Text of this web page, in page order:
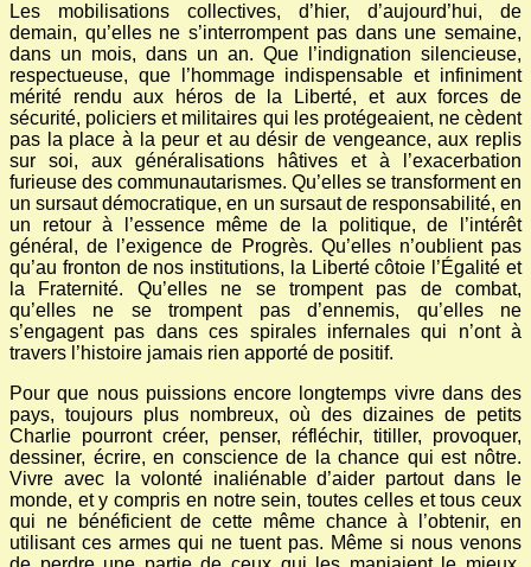
Les mobilisations collectives, d’hier, d’aujourd’hui, de
demain, qu’elles ne s’interrompent pas dans une semaine,
dans un mois, dans un an. Que l’indignation silencieuse,
respectueuse, que l’hommage indispensable et infiniment
mérité rendu aux héros de la Liberté, et aux forces de
sécurité, policiers et militaires qui les protégeaient, ne cèdent
pas la place à la peur et au désir de vengeance, aux replis
sur soi, aux généralisations hâtives et à l’exacerbation
furieuse des communautarismes. Qu’elles se transforment en
un sursaut démocratique, en un sursaut de responsabilité, en
un retour à l’essence même de la politique, de l’intérêt
général, de l’exigence de Progrès. Qu’elles n’oublient pas
qu’au fronton de nos institutions, la Liberté côtoie l’Égalité et
la Fraternité. Qu’elles ne se trompent pas de combat,
qu’elles ne se trompent pas d’ennemis, qu’elles ne
s’engagent pas dans ces spirales infernales qui n’ont à
travers l’histoire jamais rien apporté de positif.
Pour que nous puissions encore longtemps vivre dans des
pays, toujours plus nombreux, où des dizaines de petits
Charlie pourront créer, penser, réfléchir, titiller, provoquer,
dessiner, écrire, en conscience de la chance qui est nôtre.
Vivre avec la volonté inaliénable d’aider partout dans le
monde, et y compris en notre sein, toutes celles et tous ceux
qui ne bénéficient de cette même chance à l’obtenir, en
utilisant ces armes qui ne tuent pas. Même si nous venons